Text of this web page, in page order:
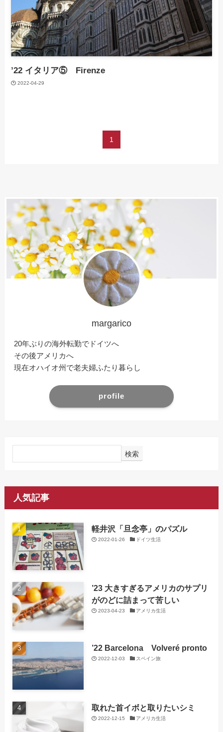
’22 イタリア⑤ Firenze
2022-04-29
1
margarico
20年ぶりの海外転勤でドイツへ
その後アメリカへ
現在オハイオ州で老夫婦ふたり暮らし
profile
検索
人気記事
軽井沢「旦念亭」のパズル
2022-01-26 ドイツ生活
’23 大きすぎるアメリカのサプリ
がのどに詰まって苦しい
2023-04-23 アメリカ生活
’22 Barcelona Volveré pronto
2022-12-03 スペイン旅
取れた首イボと取りたいシミ
2022-12-15 アメリカ生活